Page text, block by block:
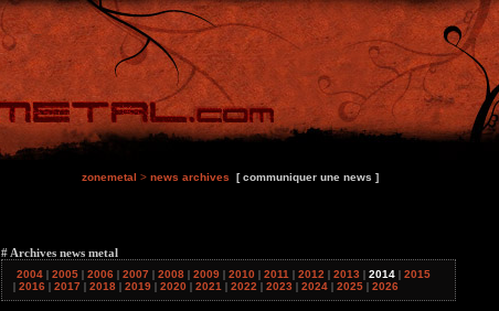
zonemetal > news archives [ communiquer une news ]
# Archives news metal
2004 | 2005 | 2006 | 2007 | 2008 | 2009 | 2010 | 2011 | 2012 | 2013 | 2014 | 2015
| 2016 | 2017 | 2018 | 2019 | 2020 | 2021 | 2022 | 2023 | 2024 | 2025 | 2026